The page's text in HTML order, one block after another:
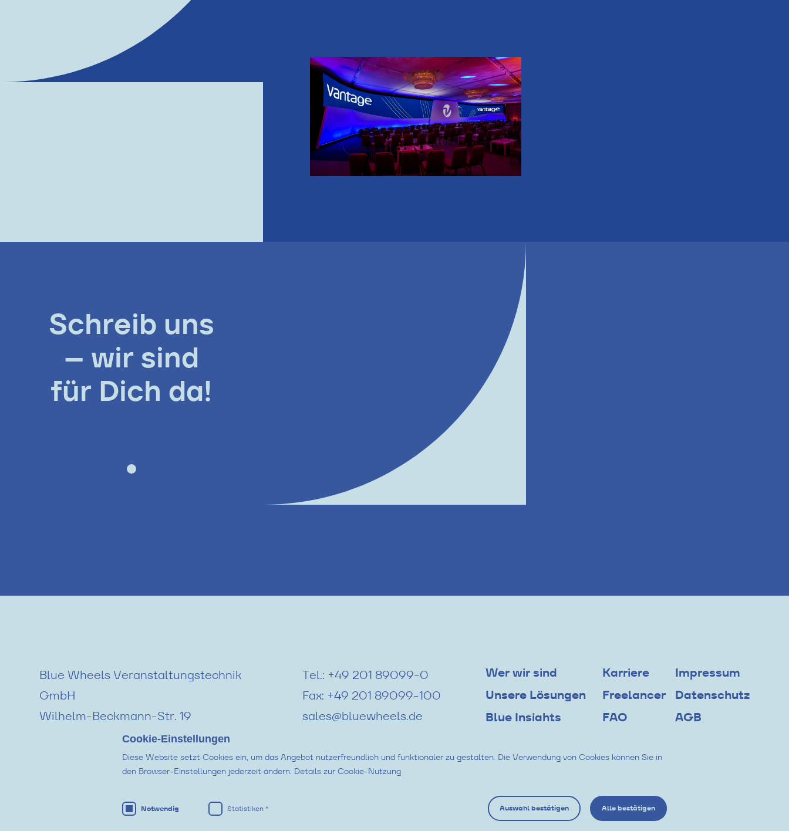
Schreib uns
– wir sind
für Dich da!
Blue Wheels Veranstaltungstechnik
GmbH
Wilhelm-Beckmann-Str. 19
Tel.: +49 201 89099-0
Fax: +49 201 89099-100
sales@bluewheels.de
Wer wir sind
Unsere Lösungen
Blue Insights
Karriere
Freelancer
FAQ
Impressum
Datenschutz
AGB
Cookie-Einstellungen
Diese Website setzt Cookies ein, um das Angebot nutzerfreundlich und funktionaler zu gestalten. Die Verwendung von Cookies können Sie in
den Browser-Einstellungen jederzeit ändern. Details zur Cookie-Nutzung
Notwendig Statistiken * Auswahl bestätigen Alle bestätigen